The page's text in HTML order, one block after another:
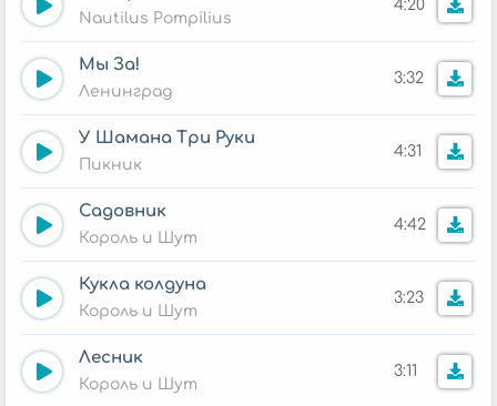
Nautilus Pompilius
4:20
Мы За!
Ленинград
3:32
У Шамана Три Руки
Пикник
4:31
Садовник
Король и Шут
4:42
Кукла колдуна
Король и Шут
3:23
Лесник
Король и Шут
3:11